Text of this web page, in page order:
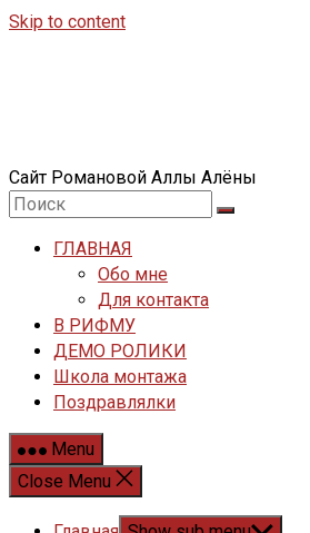
Skip to content
Сайт Романовой Аллы Алёны
ГЛАВНАЯ
Обо мне
Для контакта
В РИФМУ
ДЕМО РОЛИКИ
Школа монтажа
Поздравлялки
Menu
Close Menu